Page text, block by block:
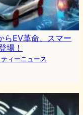
らEV革命、スマー
場！
ィーニュース